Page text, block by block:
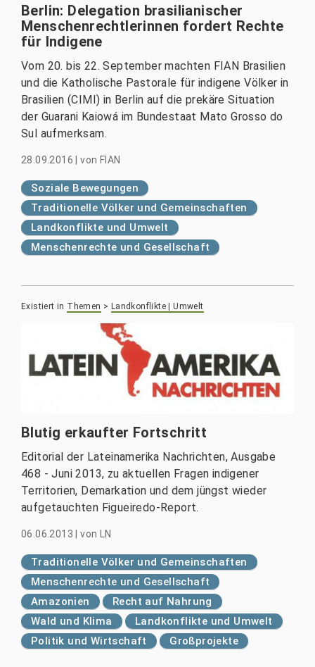
Berlin: Delegation brasilianischer
Menschenrechtlerinnen fordert Rechte
für Indigene
Vom 20. bis 22. September machten FIAN Brasilien
und die Katholische Pastorale für indigene Völker in
Brasilien (CIMI) in Berlin auf die prekäre Situation
der Guarani Kaiowá im Bundestaat Mato Grosso do
Sul aufmerksam.
28.09.2016|von FIAN
Soziale Bewegungen
Traditionelle Völker und Gemeinschaften
Landkonflikte und Umwelt
Menschenrechte und Gesellschaft
Existiert in Themen > Landkonflikte | Umwelt
Blutig erkaufter Fortschritt
Editorial der Lateinamerika Nachrichten, Ausgabe
468 - Juni 2013, zu aktuellen Fragen indigener
Territorien, Demarkation und dem jüngst wieder
aufgetauchten Figueiredo-Report.
06.06.2013|von LN
Traditionelle Völker und Gemeinschaften
Menschenrechte und Gesellschaft
Amazonien
Recht auf Nahrung
Wald und Klima
Landkonflikte und Umwelt
Politik und Wirtschaft
Großprojekte